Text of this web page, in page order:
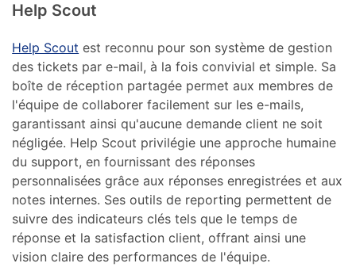
Help Scout
Help Scout est reconnu pour son système de gestion
des tickets par e-mail, à la fois convivial et simple. Sa
boîte de réception partagée permet aux membres de
l'équipe de collaborer facilement sur les e-mails,
garantissant ainsi qu'aucune demande client ne soit
négligée. Help Scout privilégie une approche humaine
du support, en fournissant des réponses
personnalisées grâce aux réponses enregistrées et aux
notes internes. Ses outils de reporting permettent de
suivre des indicateurs clés tels que le temps de
réponse et la satisfaction client, offrant ainsi une
vision claire des performances de l'équipe.